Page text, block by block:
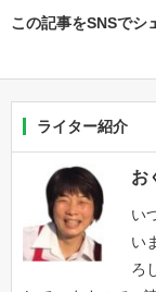
この記事をSNSでシ
ライター紹介
お
い
い
ろ